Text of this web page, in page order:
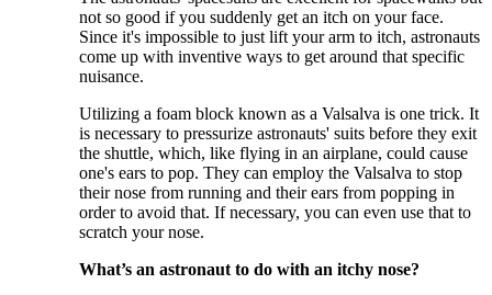
not so good if you suddenly get an itch on your face.
Since it's impossible to just lift your arm to itch, astronauts
come up with inventive ways to get around that specific
nuisance.
Utilizing a foam block known as a Valsalva is one trick. It
is necessary to pressurize astronauts' suits before they exit
the shuttle, which, like flying in an airplane, could cause
one's ears to pop. They can employ the Valsalva to stop
their nose from running and their ears from popping in
order to avoid that. If necessary, you can even use that to
scratch your nose.
What’s an astronaut to do with an itchy nose?